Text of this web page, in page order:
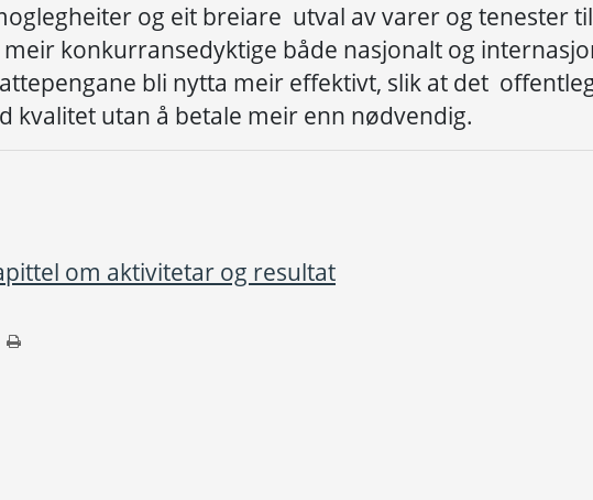
og eit breiare utval av varer og tenester til
meir konkurransedyktige både nasjonalt og
pengane bli nytta meir effektivt, slik at det
kvalitet utan å betale meir enn nødvendig.
om aktivitetar og resultat